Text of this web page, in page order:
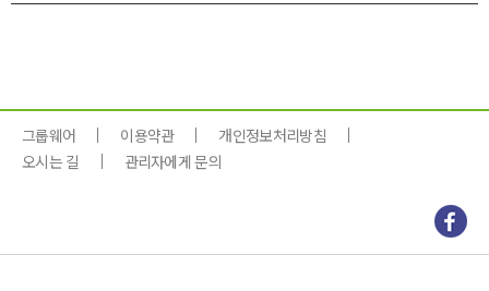
그룹웨어 이용약관
개인정보처리방침
오시는 길
관리자에게 문의